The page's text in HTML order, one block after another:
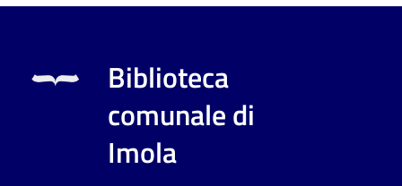
Biblioteca
comunale di
Imola